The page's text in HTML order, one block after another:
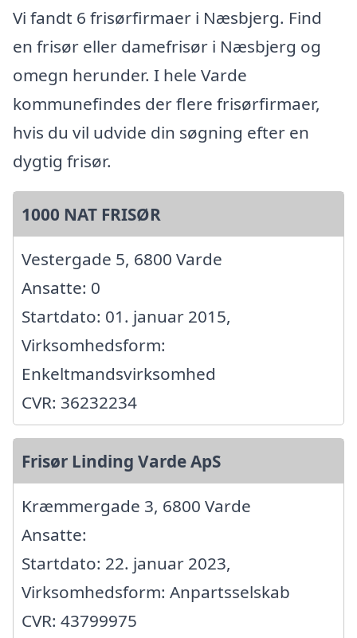
Vi fandt 6 frisørfirmaer i Næsbjerg. Find
en frisør eller damefrisør i Næsbjerg og
omegn herunder. I hele Varde
kommunefindes der flere frisørfirmaer,
hvis du vil udvide din søgning efter en
dygtig frisør.
1000 NAT FRISØR
Vestergade 5, 6800 Varde
Ansatte: 0
Startdato: 01. januar 2015,
Virksomhedsform:
Enkeltmandsvirksomhed
CVR: 36232234
Frisør Linding Varde ApS
Kræmmergade 3, 6800 Varde
Ansatte:
Startdato: 22. januar 2023,
Virksomhedsform: Anpartsselskab
CVR: 43799975